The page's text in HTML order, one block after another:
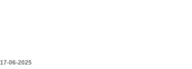
17-06-2025